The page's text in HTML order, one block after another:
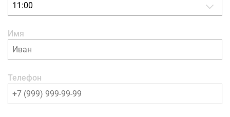
11:00
Имя
Телефон